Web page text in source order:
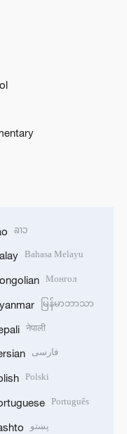
ລາວ
Bahasa Melayu
Монгол
မြန်မာဘာသာ
नेपाली
فارسی
Polski
Português
پښتو